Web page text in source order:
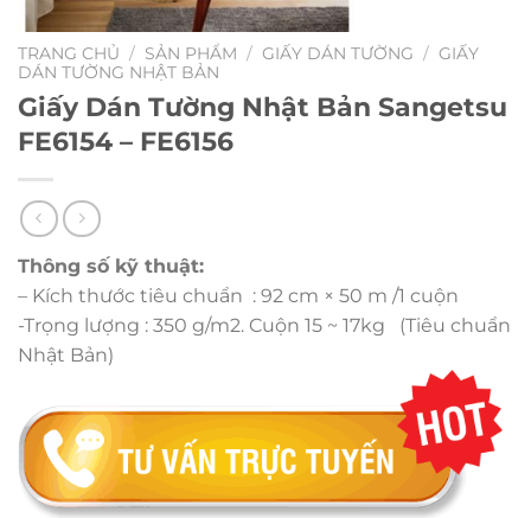
TRANG CHỦ / SẢN PHẨM / GIẤY DÁN TƯỜNG / GIẤY
DÁN TƯỜNG NHẬT BẢN
Giấy Dán Tường Nhật Bản Sangetsu
FE6154 – FE6156
Thông số kỹ thuật:
– Kích thước tiêu chuẩn : 92 cm × 50 m /1 cuộn
-Trọng lượng : 350 g/m2. Cuộn 15 ~ 17kg (Tiêu chuẩn
Nhật Bản)